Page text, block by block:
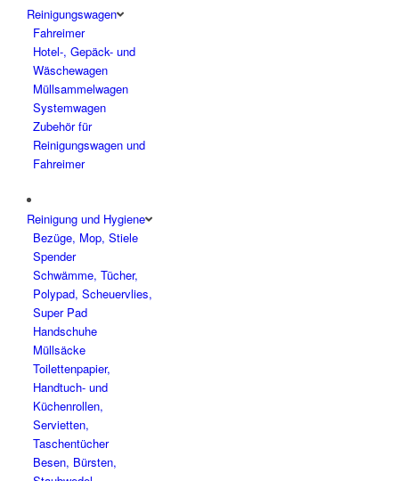
Reinigungswagen
Fahreimer
Hotel-, Gepäck- und
Wäschewagen
Müllsammelwagen
Systemwagen
Zubehör für
Reinigungswagen und
Fahreimer
Reinigung und Hygiene
Bezüge, Mop, Stiele
Spender
Schwämme, Tücher,
Polypad, Scheuervlies,
Super Pad
Handschuhe
Müllsäcke
Toilettenpapier,
Handtuch- und
Küchenrollen,
Servietten,
Taschentücher
Besen, Bürsten,